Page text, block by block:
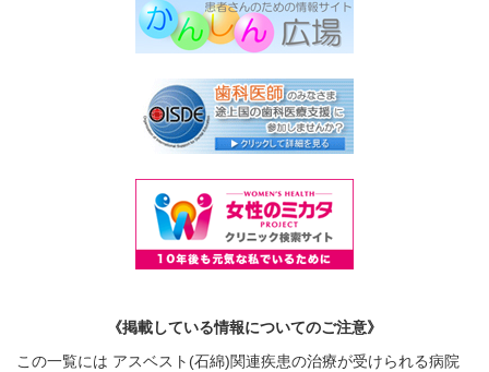
《掲載している情報についてのご注意》
この一覧には アスベスト(石綿)関連疾患の治療が受けられる病院